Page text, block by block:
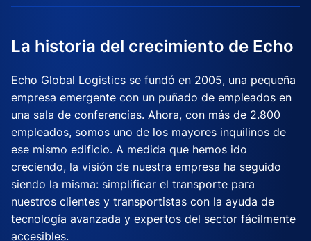
La historia del crecimiento de Echo
Echo Global Logistics se fundó en 2005, una pequeña
empresa emergente con un puñado de empleados en
una sala de conferencias. Ahora, con más de 2.800
empleados, somos uno de los mayores inquilinos de
ese mismo edificio. A medida que hemos ido
creciendo, la visión de nuestra empresa ha seguido
siendo la misma: simplificar el transporte para
nuestros clientes y transportistas con la ayuda de
tecnología avanzada y expertos del sector fácilmente
accesibles.